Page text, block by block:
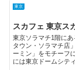
東京
スカフェ 東京ス
東京ソラマチ1階に
タウン・ソラマチ店
ーミン」をモチーフ
には東京ドームシテ